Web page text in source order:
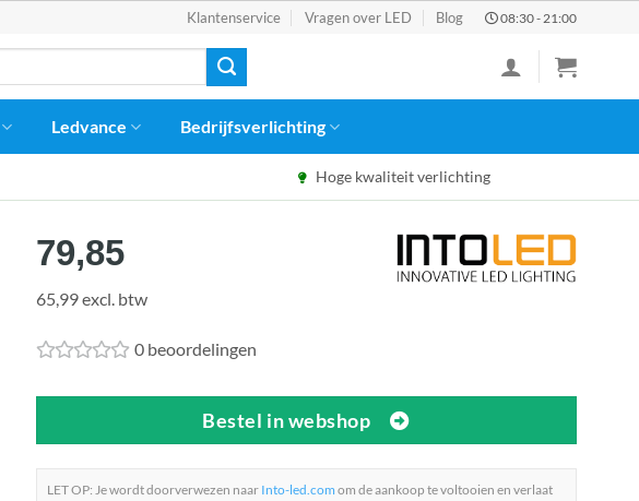
Klantenservice Vragen over LED Blog 08:30 - 21:00
Ledvance Bedrijfsverlichting
Hoge kwaliteit verlichting
79,85
65,99 excl. btw
0 beoordelingen
Bestel in webshop
LET OP: Je wordt doorverwezen naar Into-led.com om de aankoop te voltooien en verlaat